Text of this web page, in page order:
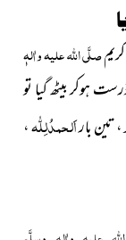
صلَّی اللہ علیہ واٰلہٖ
ہوکر بیٹھ گیا تو
، تین باراَلحمدُلِلّٰہ،